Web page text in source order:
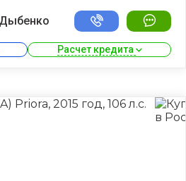
Расчет кредита